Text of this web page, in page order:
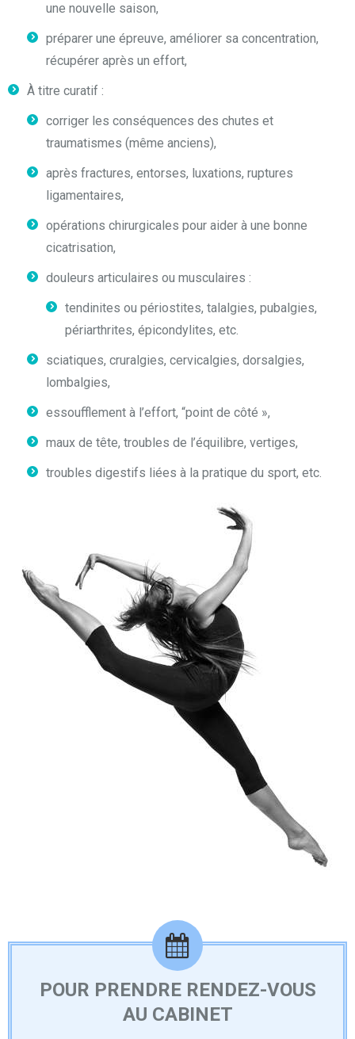
une nouvelle saison,
préparer une épreuve, améliorer sa concentration,
récupérer après un effort,
À titre curatif :
corriger les conséquences des chutes et
traumatismes (même anciens),
après fractures, entorses, luxations, ruptures
ligamentaires,
opérations chirurgicales pour aider à une bonne
cicatrisation,
douleurs articulaires ou musculaires :
tendinites ou périostites, talalgies, pubalgies,
périarthrites, épicondylites, etc.
sciatiques, cruralgies, cervicalgies, dorsalgies,
lombalgies,
essoufflement à l’effort, “point de côté »,
maux de tête, troubles de l’équilibre, vertiges,
troubles digestifs liées à la pratique du sport, etc.
POUR PRENDRE RENDEZ-VOUS
AU CABINET